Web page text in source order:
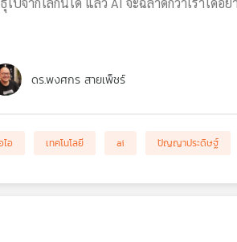
ดร.พงศกร สายเพ็ชร์
ไอ เทคโนโลยี ai ปัญญาประดิษฐ์